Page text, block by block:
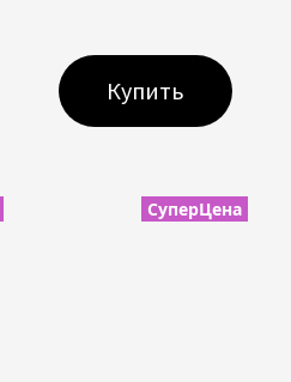
Купить
СуперЦена